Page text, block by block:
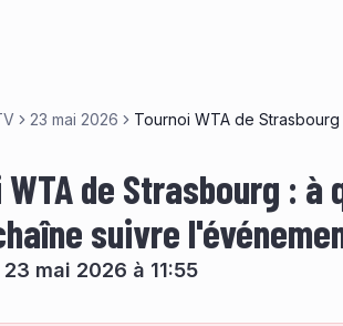
23 mai 2026 Tournoi WTA de Strasbourg
WTA de Strasbourg :
suivre
mai 2026 à 11:55